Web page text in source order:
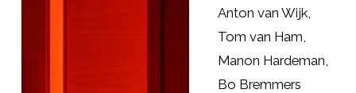
Anton van Wijk,
Tom van Ham,
Manon Hardeman,
Bo Bremmers